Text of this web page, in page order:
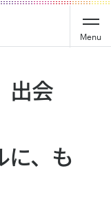
Menu
出会
に、も